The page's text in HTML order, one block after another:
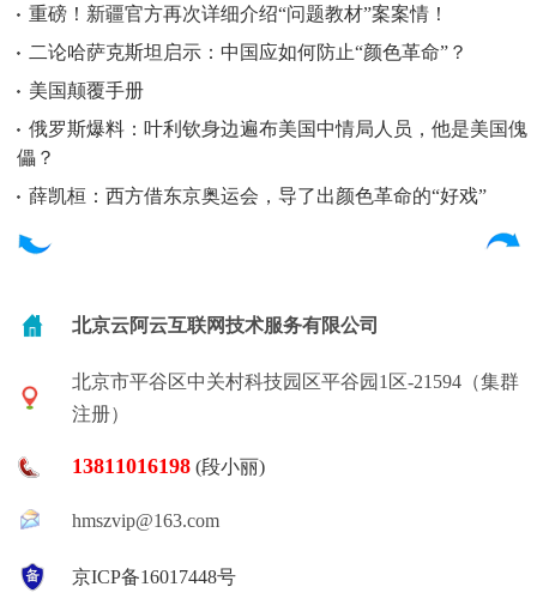
重磅！新疆官方再次详细介绍“问题教材”案案情！
二论哈萨克斯坦启示：中国应如何防止“颜色革命”？
美国颠覆手册
俄罗斯爆料：叶利钦身边遍布美国中情局人员，他是美国傀
儡？
薛凯桓：西方借东京奥运会，导了出颜色革命的“好戏”
北京云阿云互联网技术服务有限公司
北京市平谷区中关村科技园区平谷园1区-21594（集群
注册）
13811016198 (段小丽)
hmszvip@163.com
京ICP备16017448号